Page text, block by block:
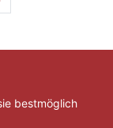
bestmöglich